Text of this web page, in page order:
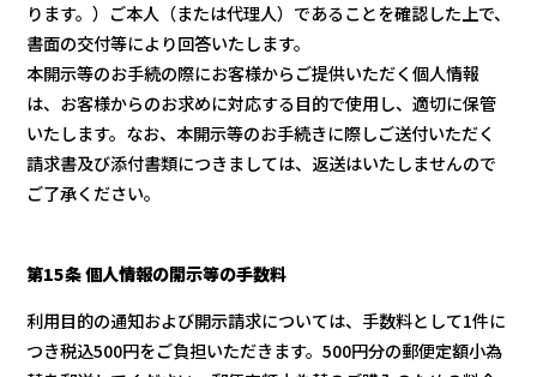
ります。）ご本人（または代理人）であることを確認した上で、
書面の交付等により回答いたします。
本開示等のお手続の際にお客様からご提供いただく個人情報
は、お客様からのお求めに対応する目的で使用し、適切に保管
いたします。なお、本開示等のお手続きに際しご送付いただく
請求書及び添付書類につきましては、返送はいたしませんので
ご了承ください。
第15条 個人情報の開示等の手数料
利用目的の通知および開示請求については、手数料として1件に
つき税込500円をご負担いただきます。500円分の郵便定額小為